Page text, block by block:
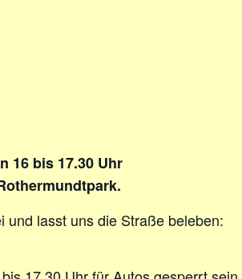
16 bis 17.30 Uhr
und lasst uns die Straße beleben: